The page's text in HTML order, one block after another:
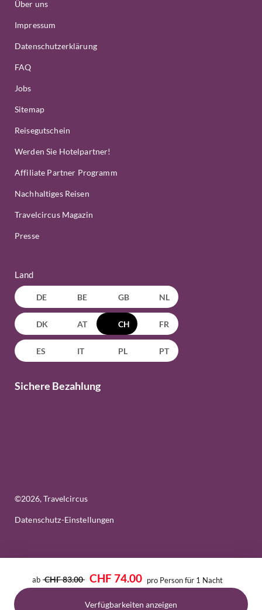
ab CHF 83.00 CHF 74.00 pro Person für 1 Nacht
Verfügbarkeiten anzeigen
Über uns
Impressum
Datenschutzerklärung
FAQ
Jobs
Sitemap
Reisegutschein
Werden Sie Hotelpartner!
Affiliate Partner Programm
Nachhaltiges Reisen
Travelcircus Magazin
Presse
Land
DE BE GB NL
DK AT CH FR
ES IT PL PT
Sichere Bezahlung
©2026, Travelcircus
Datenschutz-Einstellungen